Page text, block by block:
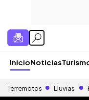
InicioNoticias
Terremotos Lluvias